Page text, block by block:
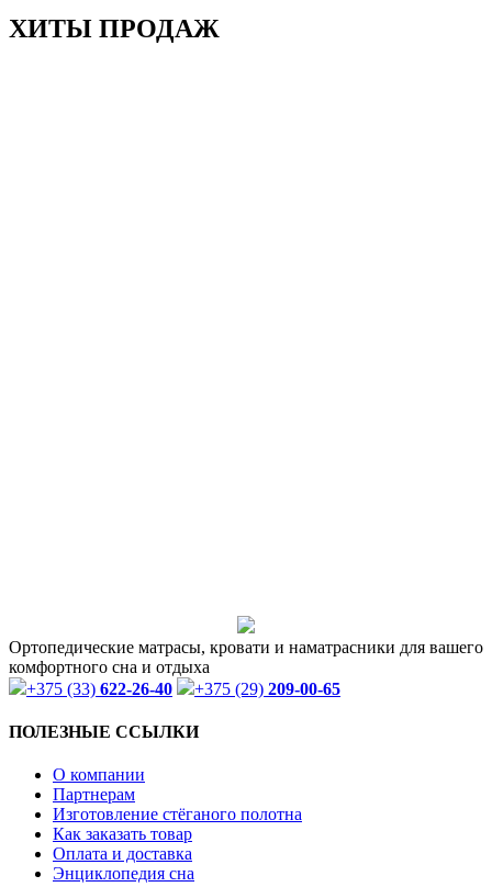
ХИТЫ ПРОДАЖ
Ортопедические матрасы, кровати и наматрасники для вашего
комфортного сна и отдыха
+375 (33) 622-26-40 +375 (29) 209-00-65
ПОЛЕЗНЫЕ ССЫЛКИ
О компании
Партнерам
Изготовление стёганого полотна
Как заказать товар
Оплата и доставка
Энциклопедия сна